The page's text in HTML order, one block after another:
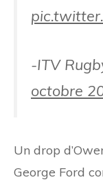
-ITV
octobre
Un drop
George Ford